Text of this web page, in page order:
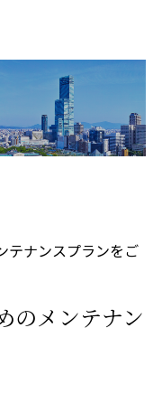
テナンスプランをご
のメンテナン